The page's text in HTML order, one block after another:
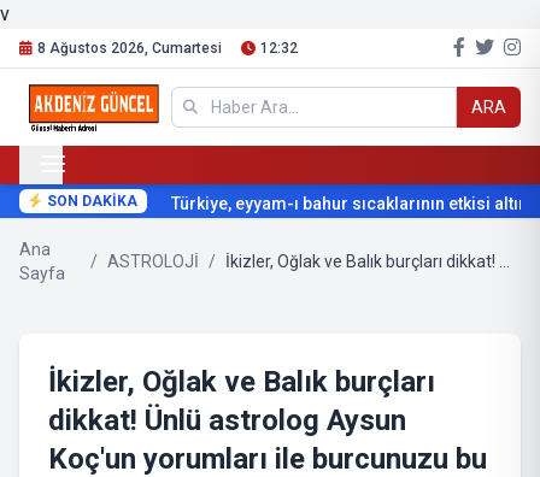
v
8 Ağustos 2026, Cumartesi 12:32
ARA
SON DAKİKA Türkiye, eyyam-ı bahur sıcaklarının etkisi altına
Ana
Sayfa
/ ASTROLOJİ /
İkizler, Oğlak ve Balık burçları
dikkat! Ünlü astrolog Aysun
Koç'un yorumları ile burcunuzu bu